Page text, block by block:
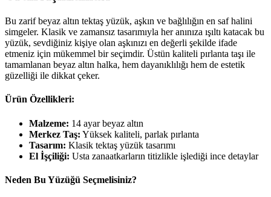
Bu zarif beyaz altın tektaş yüzük, aşkın ve bağlılığın en saf halini
simgeler. Klasik ve zamansız tasarımıyla her anınıza ışıltı katacak bu
yüzük, sevdiğiniz kişiye olan aşkınızı en değerli şekilde ifade
etmeniz için mükemmel bir seçimdir. Üstün kaliteli pırlanta taşı ile
tamamlanan beyaz altın halka, hem dayanıklılığı hem de estetik
güzelliği ile dikkat çeker.
Ürün Özellikleri:
Malzeme: 14 ayar beyaz altın
Merkez Taş: Yüksek kaliteli, parlak pırlanta
Tasarım: Klasik tektaş yüzük tasarımı
El İşçiliği: Usta zanaatkarların titizlikle işlediği ince detaylar
Neden Bu Yüzüğü Seçmelisiniz?